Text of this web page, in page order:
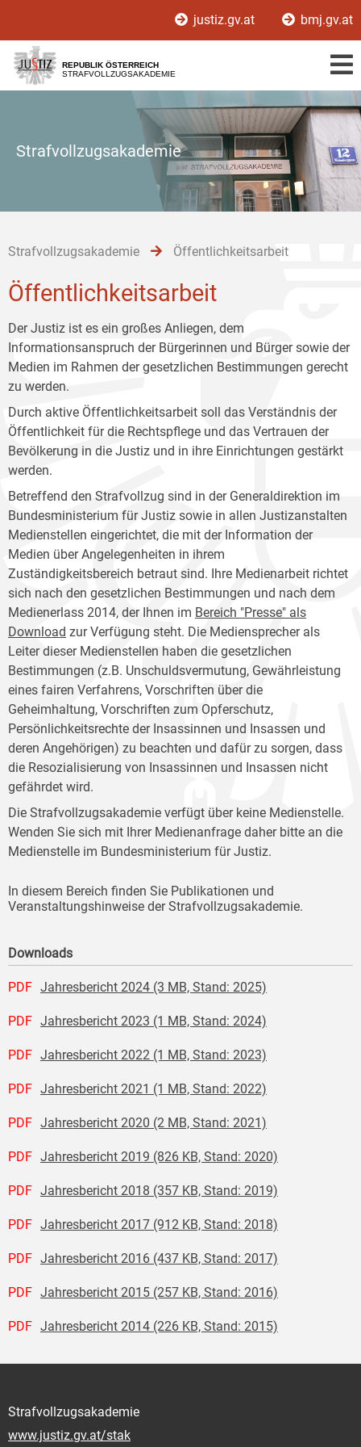
[1]
[2]
[3]
justiz.gv.at bmj.gv.at
REPUBLIK ÖSTERREICH
STRAFVOLLZUGSAKADEMIE
Strafvollzugsakademie
Strafvollzugsakademie Öffentlichkeitsarbeit
Öffentlichkeitsarbeit
Der Justiz ist es ein großes Anliegen, dem
Informationsanspruch der Bürgerinnen und Bürger sowie der
Medien im Rahmen der gesetzlichen Bestimmungen gerecht
zu werden.
Durch aktive Öffentlichkeitsarbeit soll das Verständnis der
Öffentlichkeit für die Rechtspflege und das Vertrauen der
Bevölkerung in die Justiz und in ihre Einrichtungen gestärkt
werden.
Betreffend den Strafvollzug sind in der Generaldirektion im
Bundesministerium für Justiz sowie in allen Justizanstalten
Medienstellen eingerichtet, die mit der Information der
Medien über Angelegenheiten in ihrem
Zuständigkeitsbereich betraut sind. Ihre Medienarbeit richtet
sich nach den gesetzlichen Bestimmungen und nach dem
Medienerlass 2014, der Ihnen im Bereich "Presse" als
Download zur Verfügung steht. Die Mediensprecher als
Leiter dieser Medienstellen haben die gesetzlichen
Bestimmungen (z.B. Unschuldsvermutung, Gewährleistung
eines fairen Verfahrens, Vorschriften über die
Geheimhaltung, Vorschriften zum Opferschutz,
Persönlichkeitsrechte der Insassinnen und Insassen und
deren Angehörigen) zu beachten und dafür zu sorgen, dass
die Resozialisierung von Insassinnen und Insassen nicht
gefährdet wird.
Die Strafvollzugsakademie verfügt über keine Medienstelle.
Wenden Sie sich mit Ihrer Medienanfrage daher bitte an die
Medienstelle im Bundesministerium für Justiz.
In diesem Bereich finden Sie Publikationen und
Veranstaltungshinweise der Strafvollzugsakademie.
Downloads
PDF Jahresbericht 2024 (3 MB, Stand: 2025)
PDF Jahresbericht 2023 (1 MB, Stand: 2024)
PDF Jahresbericht 2022 (1 MB, Stand: 2023)
PDF Jahresbericht 2021 (1 MB, Stand: 2022)
PDF Jahresbericht 2020 (2 MB, Stand: 2021)
PDF Jahresbericht 2019 (826 KB, Stand: 2020)
PDF Jahresbericht 2018 (357 KB, Stand: 2019)
PDF Jahresbericht 2017 (912 KB, Stand: 2018)
PDF Jahresbericht 2016 (437 KB, Stand: 2017)
PDF Jahresbericht 2015 (257 KB, Stand: 2016)
PDF Jahresbericht 2014 (226 KB, Stand: 2015)
Strafvollzugsakademie
www.justiz.gv.at/stak